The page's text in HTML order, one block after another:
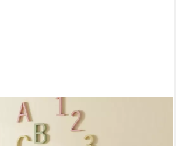
Etagenbett Kinderbett 90×200cm mit